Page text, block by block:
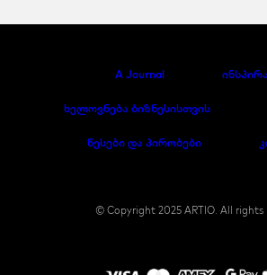
A Journal
ხელოვნება ბიზნესისთვის
წესები და პირობები
© Copyright 2025 ARTIO. All rights